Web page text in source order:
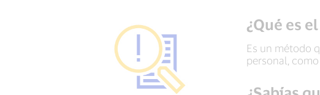
¿Qué es
Es un método
personal,